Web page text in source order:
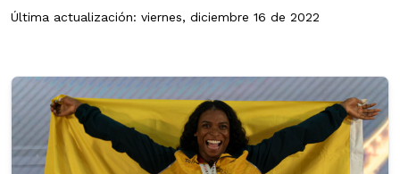
Última actualización: viernes, diciembre 16 de 2022